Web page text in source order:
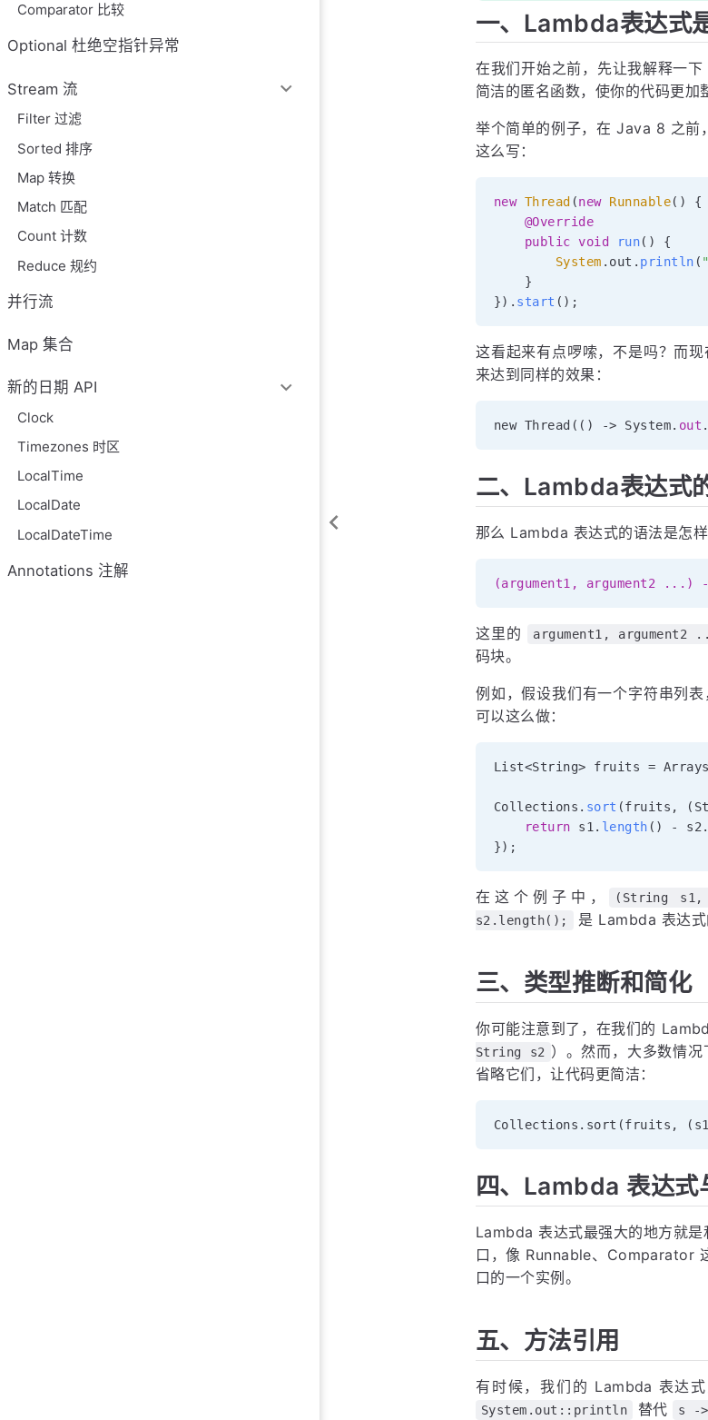
Comparator 比较
Optional 杜绝空指针异常
Stream 流
Filter 过滤
Sorted 排序
Map 转换
Match 匹配
Count 计数
Reduce 规约
并行流
Map 集合
新的日期 API
Clock
Timezones 时区
LocalTime
LocalDate
LocalDateTime
Annotations 注解
一、Lambda表达式
在我们开始之前，先让我解释一
简洁的匿名函数，使你的代码更加
举个简单的例子，在 Java 8 之前
这么写：
new Thread (new Runnable( )
{
@Override
public void run( )
{
System . out . println (
}
}) . start ( ) ;
这看起来有点啰嗦，不是吗？而
来达到同样的效果：
new Thread ( ( ) -> System. out .
二、Lambda表达式
那么 Lambda 表达式的语法是怎
(argument1, argument2 ...)
这里的 argument1, argument2
码块。
例如，假设我们有一个字符串列
可以这么做：
List<String> fruits = Arrays
Collections . sort (fruits , (
return s1 . length ( ) - s2 .
}) ;
在这个例子中， (String
s2.length();
是 Lambda 表达式
三、类型推断和简化
你可能注意到了，在我们的
String s2 ）。然而，大多数情
省略它们，让代码更简洁：
Collections.sort (fruits, (
四、Lambda 表达式
Lambda 表达式最强大的地方就
口，像 Runnable、Comparator
口的一个实例。
五、方法引用
有时候，我们的 Lambda 表达
System.out::println 替代 s -